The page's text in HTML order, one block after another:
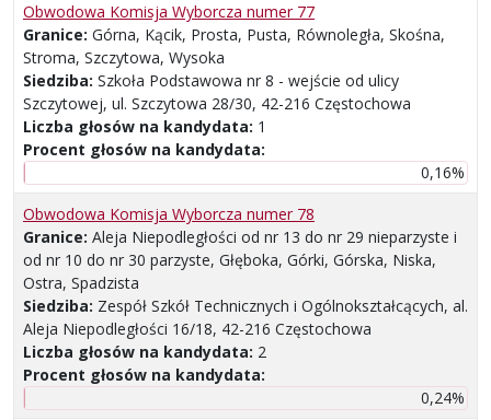
Obwodowa Komisja Wyborcza numer 77
Granice: Górna, Kącik, Prosta, Pusta, Równoległa, Skośna,
Stroma, Szczytowa, Wysoka
Siedziba: Szkoła Podstawowa nr 8 - wejście od ulicy
Szczytowej, ul. Szczytowa 28/30, 42-216 Częstochowa
Liczba głosów na kandydata: 1
Procent głosów na kandydata:
0,16%
Obwodowa Komisja Wyborcza numer 78
Granice: Aleja Niepodległości od nr 13 do nr 29 nieparzyste i
od nr 10 do nr 30 parzyste, Głęboka, Górki, Górska, Niska,
Ostra, Spadzista
Siedziba: Zespół Szkół Technicznych i Ogólnokształcących, al.
Aleja Niepodległości 16/18, 42-216 Częstochowa
Liczba głosów na kandydata: 2
Procent głosów na kandydata:
0,24%